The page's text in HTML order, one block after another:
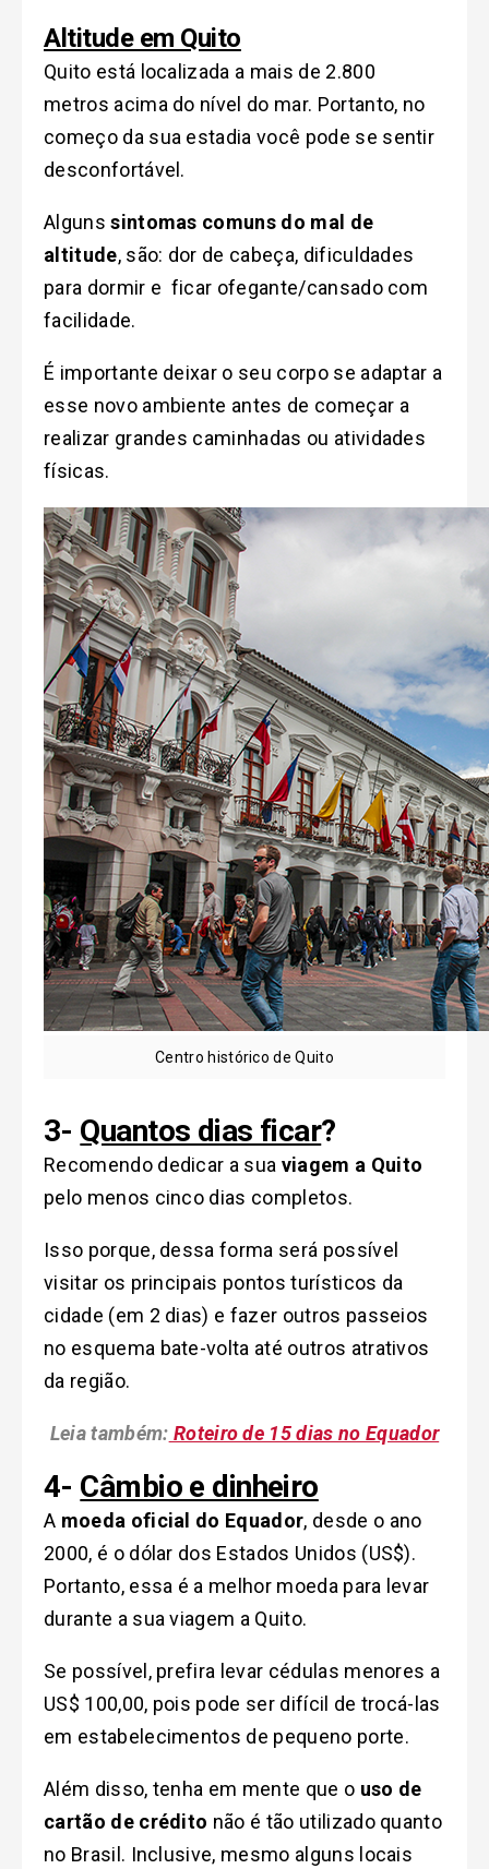
Altitude em Quito
Quito está localizada a mais de 2.800
metros acima do nível do mar. Portanto, no
começo da sua estadia você pode se sentir
desconfortável.
Algunssintomas comuns do mal de
altitude, são: dor de cabeça, dificuldades
para dormir e ficar ofegante/cansado com
facilidade.
É importante deixar o seu corpo se adaptar a
esse novo ambiente antes de começar a
realizar grandes caminhadas ou atividades
físicas.
Centro histórico de Quito
3- Quantos dias ficar?
Recomendo dedicar a sua viagem a Quito
pelo menos cinco dias completos.
Isso porque, dessa forma será possível
visitar os principais pontos turísticos da
cidade (em 2 dias) e fazer outros passeios
no esquema bate-volta até outros atrativos
da região.
Leia também: Roteiro de 15 dias no Equador
4- Câmbio e dinheiro
A moeda oficial do Equador, desde o ano
2000, é o dólar dos Estados Unidos (US$).
Portanto, essa é a melhor moeda para levar
durante a sua viagem a Quito.
Se possível, prefira levar cédulas menores a
US$ 100,00, pois pode ser difícil de trocá-las
em estabelecimentos de pequeno porte.
Além disso, tenha em mente que o uso de
cartão de crédito não é tão utilizado quanto
no Brasil. Inclusive, mesmo alguns locais